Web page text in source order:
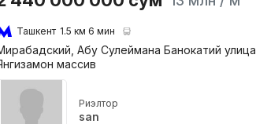
Ташкент 1.5 км 6 мин
Абу Сулеймана Банокатий улица,
массив
Риэлтор
san